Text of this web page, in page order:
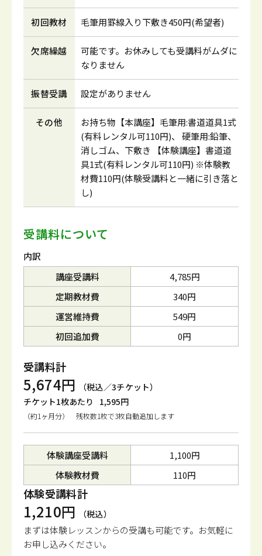
初回教材 毛筆用罫線入り下敷き450円(希望者)
欠席繰越
可能です。お休みしても受講料がムダに
なりません
振替受講 設定がありません
その他
お持ち物【本講座】毛筆用:書道道具1式
(有料レンタル可110円)、 硬筆用:鉛筆、
消しゴム、下敷き 【体験講座】書道道
具1式(有料レンタル可110円) ※体験教
材費110円(体験受講料と一緒に引き落と
し)
受講料について
内訳
講座受講料
4,785円
定期教材費
340円
運営維持費
549円
初回追加費
0円
受講料計
5,674円
（税込／3チケット）
チケット1枚あたり
1,595円
（約1ヶ月分） 残枚数1枚で3枚自動追加します
体験講座受講料
1,100円
体験教材費
110円
体験受講料計
1,210円 （税込）
まずは体験レッスンからの受講も可能です。 お気軽に
お申し込みください。